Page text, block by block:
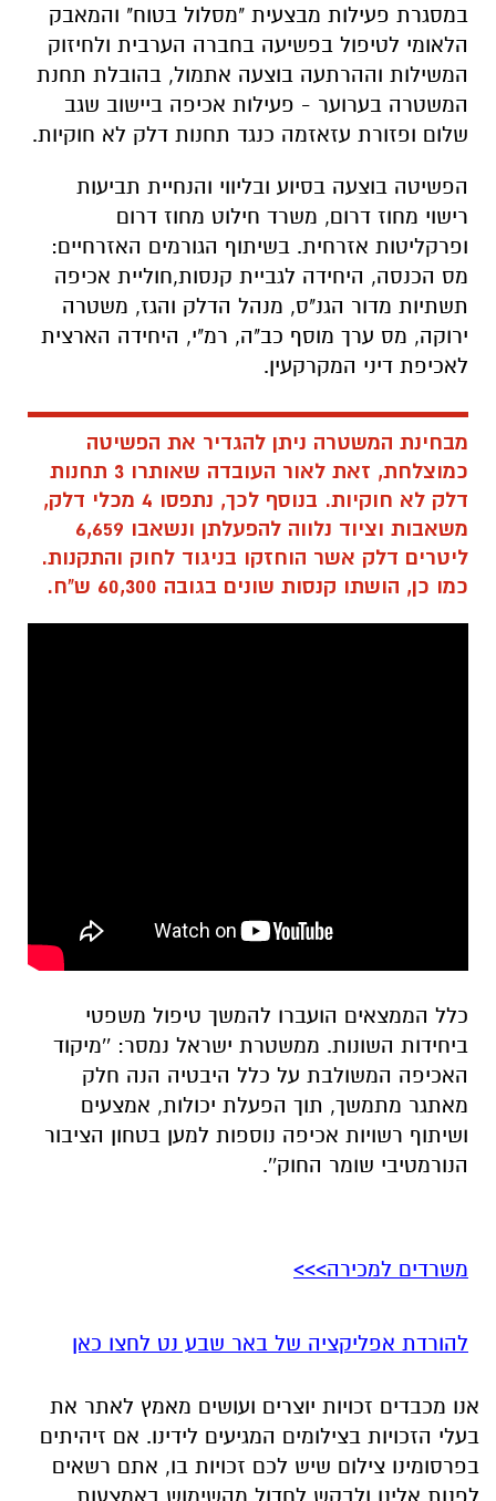
במסגרת פעילות מבצעית "מסלול בטוח" והמאבק
הלאומי לטיפול בפשיעה בחברה הערבית ולחיזוק
המשילות וההרתעה בוצעה אתמול, בהובלת תחנת
המשטרה בערוער - פעילות אכיפה ביישוב שגב
שלום ופזורת עזאזמה כנגד תחנות דלק לא חוקיות.
הפשיטה בוצעה בסיוע ובליווי והנחיית תביעות
רישוי מחוז דרום, משרד חילוט מחוז דרום
ופרקליטות אזרחית. בשיתוף הגורמים האזרחיים:
מס הכנסה, היחידה לגביית קנסות,חוליית אכיפה
תשתיות מדור הגנ"ס, מנהל הדלק והגז, משטרה
ירוקה, מס ערך מוסף כב"ה, רמ"י, היחידה הארצית
לאכיפת דיני המקרקעין.
מבחינת המשטרה ניתן להגדיר את הפשיטה
כמוצלחת, זאת לאור העובדה שאותרו 3 תחנות
דלק לא חוקיות. בנוסף לכך, נתפסו 4 מכלי דלק,
משאבות וציוד נלווה להפעלתן ונשאבו 6,659
ליטרים דלק אשר הוחזקו בניגוד לחוק והתקנות.
כמו כן, הושתו קנסות שונים בגובה 60,300 ש"ח.
כלל הממצאים הועברו להמשך טיפול משפטי
ביחידות השונות. ממשטרת ישראל נמסר: ''מיקוד
האכיפה המשולבת על כלל היבטיה הנה חלק
מאתגר מתמשך, תוך הפעלת יכולות, אמצעים
ושיתוף רשויות אכיפה נוספות למען בטחון הציבור
הנורמטיבי שומר החוק''.
משרדים למכירה>>>
להורדת אפליקציה של באר שבע נט לחצו כאן
אנו מכבדים זכויות יוצרים ועושים מאמץ לאתר את
בעלי הזכויות בצילומים המגיעים לידינו. אם זיהיתים
בפרסומינו צילום שיש לכם זכויות בו, אתם רשאים
לפנות אלינו ולבקש לחדול מהשימוש באמצעות